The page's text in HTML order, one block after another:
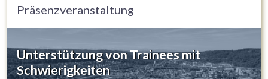
Präsenzveranstaltung
Unterstützung von Trainees mit
Schwierigkeiten